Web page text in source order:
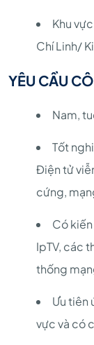
Khu
Chí Linh/
YÊU CẦU
Nam,
Tốt
Điện tử
cứng,
Có
IpTV, các
thống
Ưu tiên
vực và có